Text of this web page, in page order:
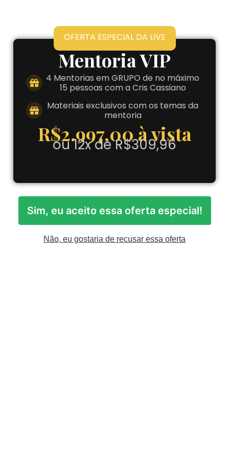
OFERTA ESPECIAL DA LIVE
Mentoria VIP
4 Mentorias em GRUPO de no máximo
15 pessoas com a Cris Cassiano
Materiais exclusivos com os temas da
mentoria
R$2.997,00 à vista
ou 12x de R$309,96
Sim, eu aceito essa oferta especial!
Não, eu gostaria de recusar essa oferta